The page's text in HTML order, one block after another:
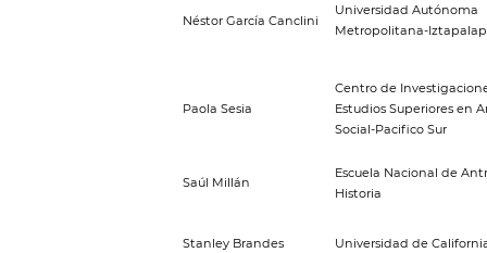
Néstor García Canclini
Universidad Autónoma
Metropolitana-
Paola Sesia
Centro de
Estudios Superiores en
Social-Pacifico Sur
Saúl Millán
Escuela Nacional de
Historia
Stanley Brandes Universidad de